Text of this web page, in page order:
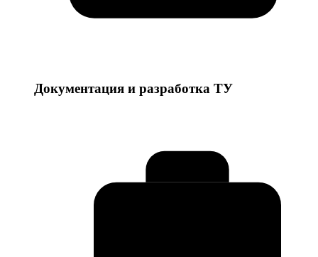
Документация и разработка ТУ